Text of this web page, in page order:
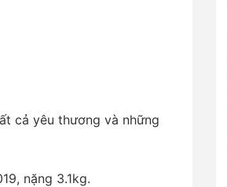
cả yêu thương và những
nặng 3.1kg.